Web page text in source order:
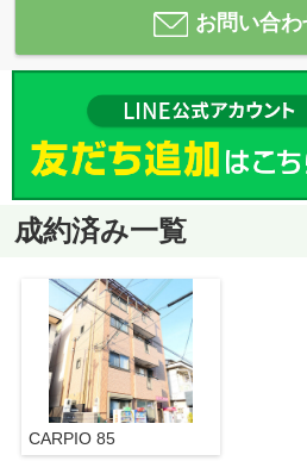
お問い合
成約済み一覧
CARPIO 85